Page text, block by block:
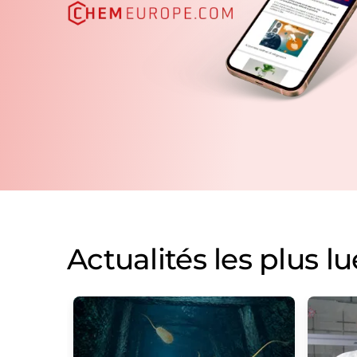
Actualités les plus